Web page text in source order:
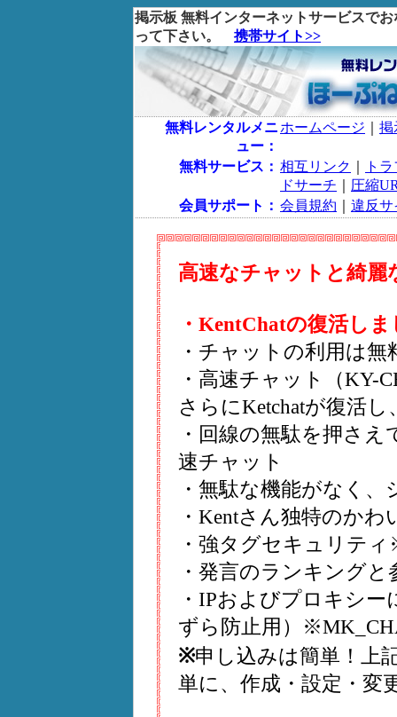
掲示板 無料インターネットサービスで
って下さい。
携帯サイト>>
無料レンタルメニ
ュー：
ホームページ 掲
無料サービス： 相互リンク
ト
ドサーチ
圧縮
会員サポート： 会員規約 違反サ
高速なチャットと綺麗
・KentChatの復活し
・チャットの利用は
・高速チャット（KY-
さらにKetchatが復活
・回線の無駄を押さ
速チャット
・無駄な機能がなく
・Kentさん独特のか
・強タグセキュリテ
・発言のランキング
・IPおよびプロキシ
ずら防止用）
※申し込みは簡単！上
単に、作成・設定・変